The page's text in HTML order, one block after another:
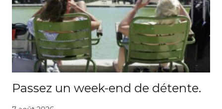
Passez un week-end de détente.